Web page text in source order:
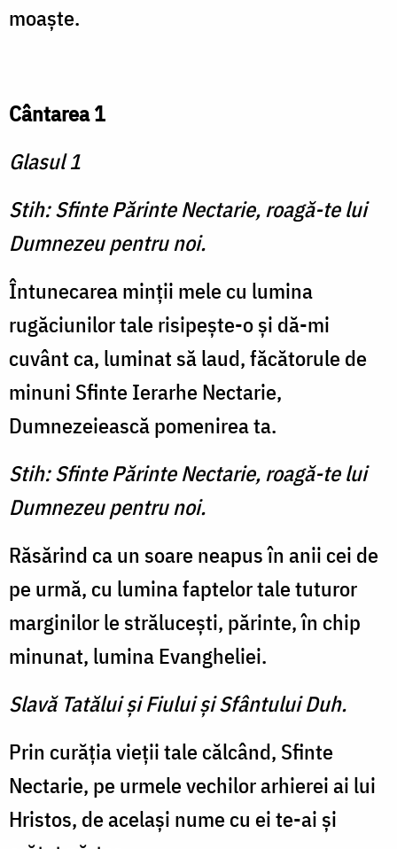
moaşte.
Cântarea 1
Glasul 1
Stih: Sfinte Părinte Nectarie, roagă-te lui
Dumnezeu pentru noi.
Întunecarea minţii mele cu lumina
rugăciunilor tale risipeşte-o şi dă-mi
cuvânt ca, luminat să laud, făcătorule de
minuni Sfinte Ierarhe Nectarie,
Dumnezeiească pomenirea ta.
Stih: Sfinte Părinte Nectarie, roagă-te lui
Dumnezeu pentru noi.
Răsărind ca un soare neapus în anii cei de
pe urmă, cu lumina faptelor tale tuturor
marginilor le străluceşti, părinte, în chip
minunat, lumina Evangheliei.
Slavă Tatălui şi Fiului şi Sfântului Duh.
Prin curăţia vieţii tale călcând, Sfinte
Nectarie, pe urmele vechilor arhierei ai lui
Hristos, de acelaşi nume cu ei te-ai şi